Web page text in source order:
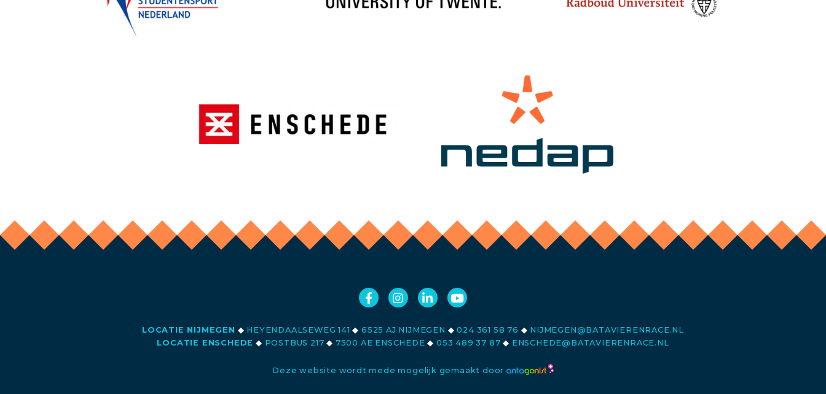
LOCATIE NIJMEGEN ◆ HEYENDAALSEWEG 141◆ 6525 AJ NIJMEGEN ◆ 024 361 58 76 ◆ NIJMEGEN@BATAVIERENRACE.NL
LOCATIE ENSCHEDE ◆ POSTBUS 217◆ 7500 AE ENSCHEDE◆ 053 489 37 87 ◆ ENSCHEDE@BATAVIERENRACE.NL
Deze website wordt mede mogelijk gemaakt door